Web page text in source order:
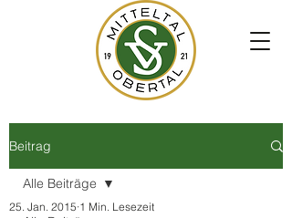
Beitrag
Alle Beiträge
25. Jan. 2015 1 Min. Lesezeit